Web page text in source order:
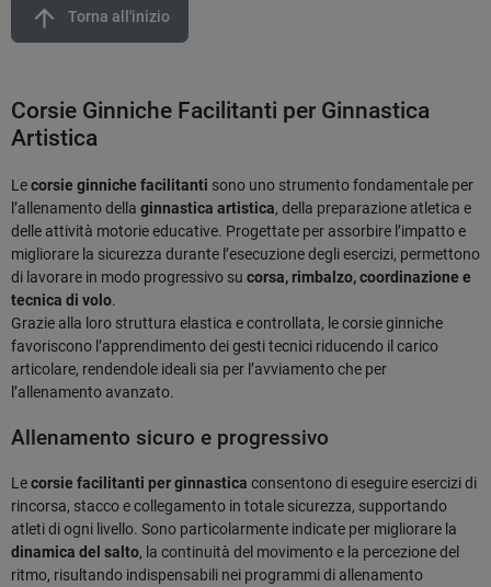
arrow_upward Torna all'inizio
Corsie Ginniche Facilitanti per Ginnastica
Artistica
Lecorsie ginniche facilitanti sono uno strumento fondamentale per
l’allenamento della ginnastica artistica, della preparazione atletica e
delle attività motorie educative. Progettate per assorbire l’impatto e
migliorare la sicurezza durante l’esecuzione degli esercizi, permettono
di lavorare in modo progressivo su corsa, rimbalzo, coordinazione e
tecnica di volo.
Grazie alla loro struttura elastica e controllata, le corsie ginniche
favoriscono l’apprendimento dei gesti tecnici riducendo il carico
articolare, rendendole ideali sia per l’avviamento che per
l’allenamento avanzato.
Allenamento sicuro e progressivo
Lecorsie facilitanti per ginnastica consentono di eseguire esercizi di
rincorsa, stacco e collegamento in totale sicurezza, supportando
atleti di ogni livello. Sono particolarmente indicate per migliorare la
dinamica del salto, la continuità del movimento e la percezione del
ritmo, risultando indispensabili nei programmi di allenamento